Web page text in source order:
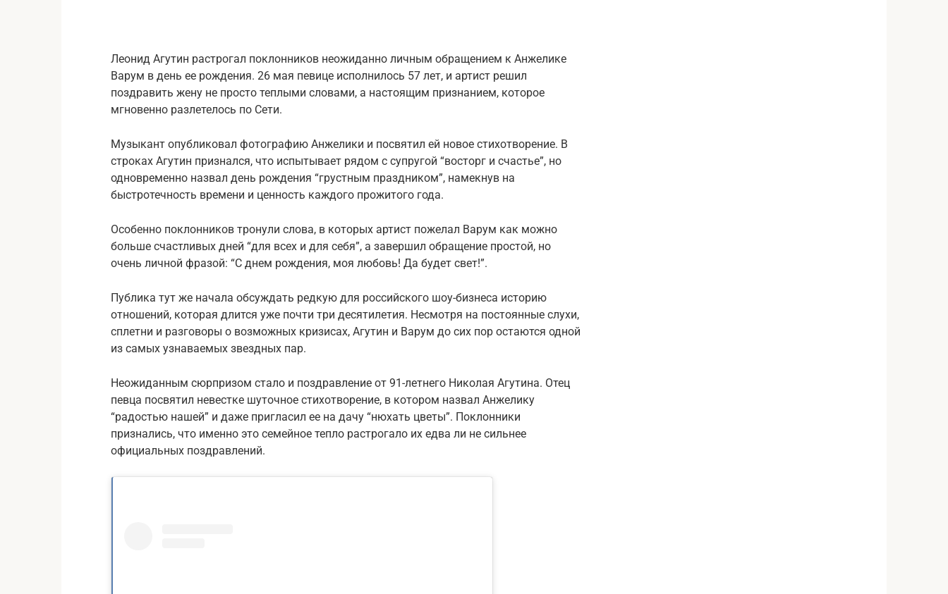
Леонид Агутин растрогал поклонников неожиданно личным обращением к Анжелике
Варум в день ее рождения. 26 мая певице исполнилось 57 лет, и артист решил
поздравить жену не просто теплыми словами, а настоящим признанием, которое
мгновенно разлетелось по Сети.
Музыкант опубликовал фотографию Анжелики и посвятил ей новое стихотворение. В
строках Агутин признался, что испытывает рядом с супругой “восторг и счастье”, но
одновременно назвал день рождения “грустным праздником”, намекнув на
быстротечность времени и ценность каждого прожитого года.
Особенно поклонников тронули слова, в которых артист пожелал Варум как можно
больше счастливых дней “для всех и для себя”, а завершил обращение простой, но
очень личной фразой: “С днем рождения, моя любовь! Да будет свет!”.
Публика тут же начала обсуждать редкую для российского шоу-бизнеса историю
отношений, которая длится уже почти три десятилетия. Несмотря на постоянные слухи,
сплетни и разговоры о возможных кризисах, Агутин и Варум до сих пор остаются одной
из самых узнаваемых звездных пар.
Неожиданным сюрпризом стало и поздравление от 91-летнего Николая Агутина. Отец
певца посвятил невестке шуточное стихотворение, в котором назвал Анжелику
“радостью нашей” и даже пригласил ее на дачу “нюхать цветы”. Поклонники
признались, что именно это семейное тепло растрогало их едва ли не сильнее
официальных поздравлений.